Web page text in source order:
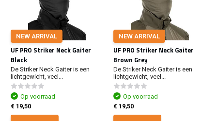
NEW ARRIVAL
UF PRO Striker Neck Gaiter
Black
De Striker Neck Gaiter is een
lichtgewicht, veel...
Op voorraad
€ 19,50
NEW ARRIVAL
UF PRO Striker Neck Gaiter
Brown Grey
De Striker Neck Gaiter is een
lichtgewicht, veel...
Op voorraad
€ 19,50